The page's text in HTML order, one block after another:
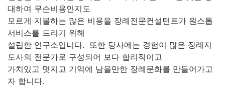
대하여 무슨비용인지도
모르게 지불하는 많은 비용을 장례전문컨설턴트가 원스톱
서비스를 드리기 위해
설립한 연구소입니다. 또한 당사에는 경험이 많은 장례지
도사의 전문가로 구성되어 보다 합리적이고
가치있고 멋지고 기억에 남을만한 장례문화를 만들어가고
자 합니다.